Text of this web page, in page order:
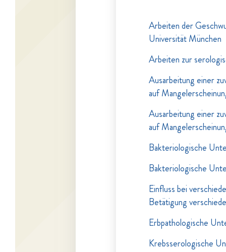
Arbeiten der
Universität München
Arbeiten zur
Ausarbeitung einer
auf
Ausarbeitung einer
auf
Bakteriologische
Bakteriologische
Einfluss bei
Betätigung
Erbpathologische
Krebsserologische